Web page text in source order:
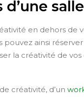
d’une
en dehors de
pouvez ainsi
la créativité de vos
créativité, d’un